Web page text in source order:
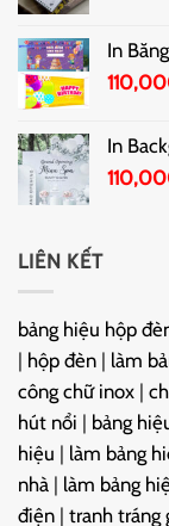
In
In
LIÊN KẾT
bảng hiệu hộp
| hộp đèn | làm
công chữ inox |
hút nổi | bảng
hiệu | làm bảng
nhà | làm bảng
điện | tranh tráng